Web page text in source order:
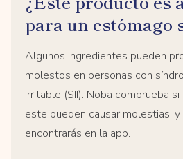
para un estómago
Algunos ingredientes pueden
molestos en personas con
irritable (SII). Noba comprueba
este pueden causar molestias,
encontrarás en la app.